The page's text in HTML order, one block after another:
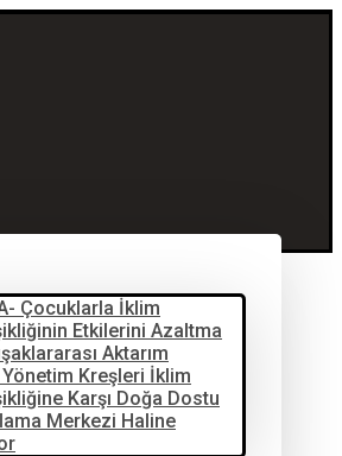
Çocuklarla İklim
Etkilerini Azaltma
Aktarım
Kreşleri İklim
Karşı Doğa Dostu
Merkezi Haline